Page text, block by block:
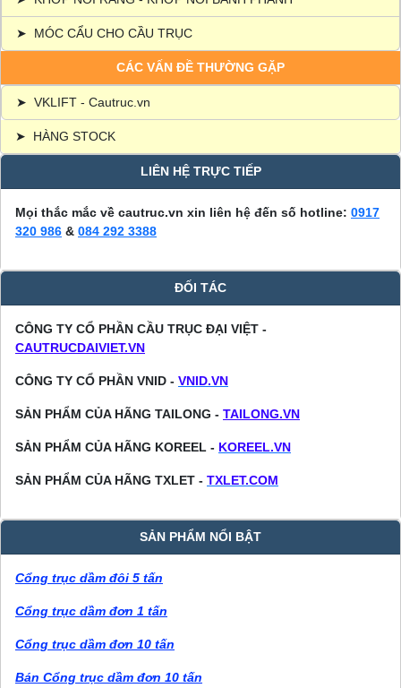
➤ MÓC CẨU CHO CẦU TRỤC
CÁC VẤN ĐỀ THƯỜNG GẶP
➤ VKLIFT - Cautruc.vn
➤ HÀNG STOCK
LIÊN HỆ TRỰC TIẾP
Mọi thắc mắc về cautruc.vn xin liên hệ đến số hotline: 0917
320 986 & 084 292 3388
ĐỐI TÁC
CÔNG TY CỔ PHẦN CẦU TRỤC ĐẠI VIỆT -
CAUTRUCDAIVIET.VN
CÔNG TY CỔ PHẦN VNID - VNID.VN
SẢN PHẨM CỦA HÃNG TAILONG - TAILONG.VN
SẢN PHẨM CỦA HÃNG KOREEL - KOREEL.VN
SẢN PHẨM CỦA HÃNG TXLET - TXLET.COM
SẢN PHẨM NỔI BẬT
Cổng trục dầm đôi 5 tấn
Cổng trục dầm đơn 1 tấn
Cổng trục dầm đơn 10 tấn
Bán Cổng trục dầm đơn 10 tấn